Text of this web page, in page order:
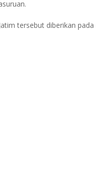
tersebut diberikan pada